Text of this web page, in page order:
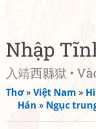
Nhập
入靖西縣獄 •
Thơ»Việt Nam »
Hán » Ngục